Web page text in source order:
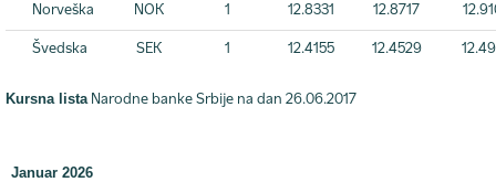
Norveška NOK 1 12.8331 12.8717
Švedska SEK 1 12.4155 12.4529
Kursna listaNarodne banke Srbije na dan 26.06.2017
Januar 2026